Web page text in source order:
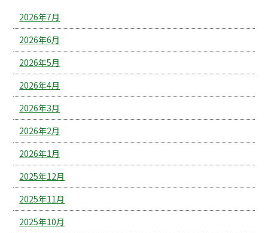
2026年7月
2026年6月
2026年5月
2026年4月
2026年3月
2026年2月
2026年1月
2025年12月
2025年11月
2025年10月